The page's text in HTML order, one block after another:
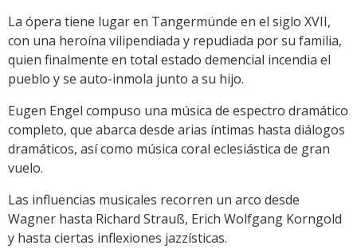
La ópera tiene lugar en Tangermünde en el siglo XVII,
con una heroína vilipendiada y repudiada por su familia,
quien finalmente en total estado demencial incendia el
pueblo y se auto-inmola junto a su hijo.
Eugen Engel compuso una música de espectro dramático
completo, que abarca desde arias íntimas hasta diálogos
dramáticos, así como música coral eclesiástica de gran
vuelo.
Las influencias musicales recorren un arco desde
Wagner hasta Richard Strauß, Erich Wolfgang Korngold
y hasta ciertas inflexiones jazzísticas.